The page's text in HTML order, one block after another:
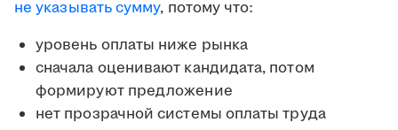
не указывать сумму, потому что:
уровень оплаты ниже рынка
сначала оценивают кандидата, потом
формируют предложение
нет прозрачной системы оплаты труда